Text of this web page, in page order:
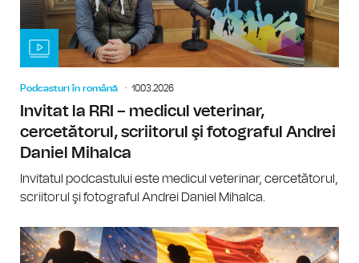
Podcasturi în română 10.03.2026
Invitat la RRI – medicul veterinar,
cercetătorul, scriitorul şi fotograful Andrei
Daniel Mihalca
Invitatul podcastului este medicul veterinar, cercetătorul,
scriitorul şi fotograful Andrei Daniel Mihalca.